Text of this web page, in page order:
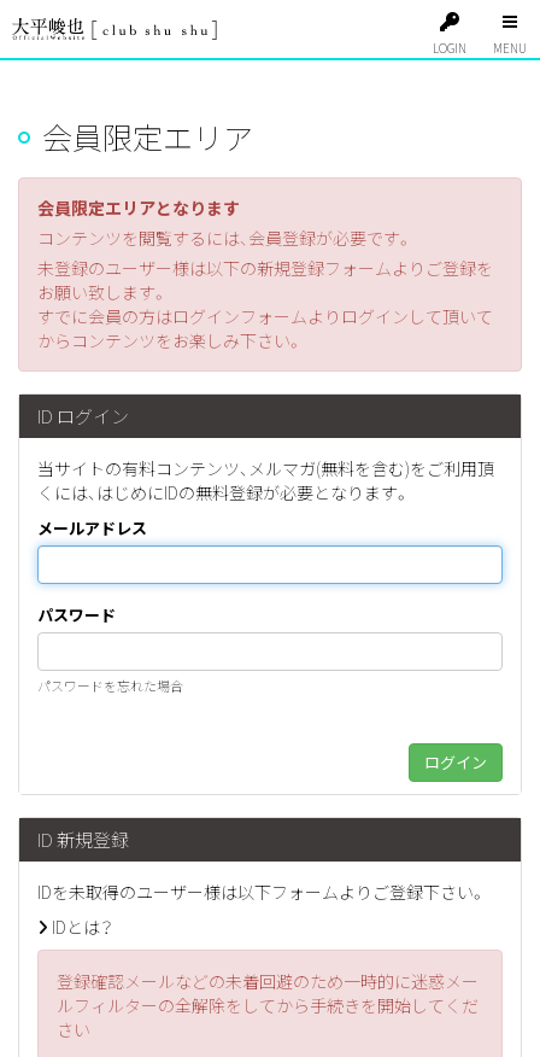
LOGIN
会員限定エリア
会員限定エリアとなります
コンテンツを閲覧するには、会員登録が必要です。
未登録のユーザー様は以下の新規登録フォームよりご登録を
お願い致します。
すでに会員の方はログインフォームよりログインして頂いて
からコンテンツをお楽しみ下さい。
ID ログイン
当サイトの有料コンテンツ、メルマガ(無料を含む)をご利用頂
くには、はじめにIDの無料登録が必要となります。
メールアドレス
パスワード
パスワードを忘れた場合
ID 新規登録
IDを未取得のユーザー様は以下フォームよりご登録下さい。
IDとは？
登録確認メールなどの未着回避のため一時的に迷惑メー
ルフィルターの全解除をしてから手続きを開始してくだ
さい